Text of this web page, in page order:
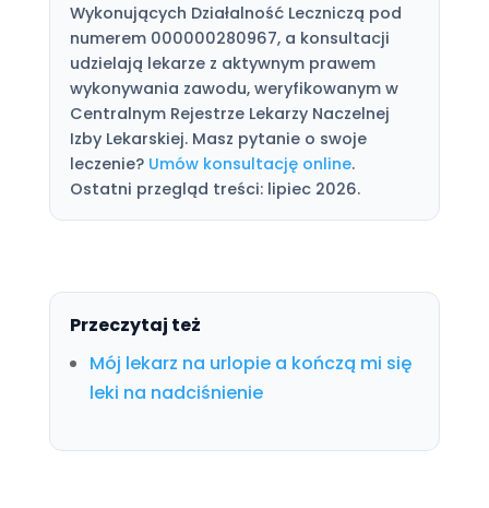
Wykonujących Działalność Leczniczą pod
numerem 000000280967, a konsultacji
udzielają lekarze z aktywnym prawem
wykonywania zawodu, weryfikowanym w
Centralnym Rejestrze Lekarzy Naczelnej
Izby Lekarskiej. Masz pytanie o swoje
leczenie? Umów konsultację online.
Ostatni przegląd treści: lipiec 2026.
Przeczytaj też
Mój lekarz na urlopie a kończą mi się
leki na nadciśnienie